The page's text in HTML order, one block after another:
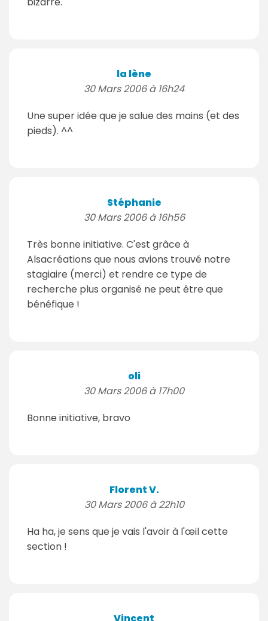
la lène
30 Mars 2006 à 16h24
Une super idée que je salue des mains (et des
pieds). ^^
Stéphanie
30 Mars 2006 à 16h56
Très bonne initiative. C'est grâce à
Alsacréations que nous avions trouvé notre
stagiaire (merci) et rendre ce type de
recherche plus organisé ne peut être que
bénéfique !
oli
30 Mars 2006 à 17h00
Bonne initiative, bravo
Florent V.
30 Mars 2006 à 22h10
Ha ha, je sens que je vais l'avoir à l'œil cette
section !
Vincent